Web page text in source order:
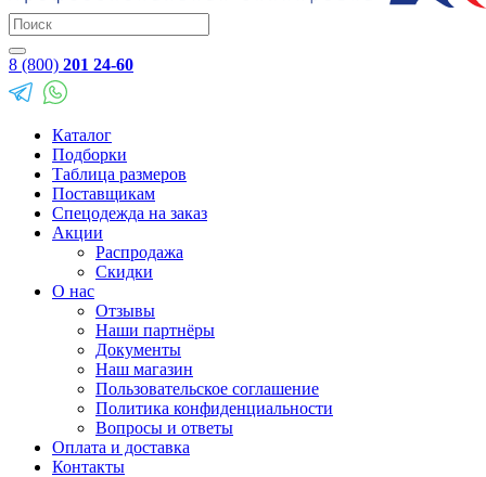
8 (800) 201 24-60
Каталог
Подборки
Таблица размеров
Поставщикам
Спецодежда на заказ
Акции
Распродажа
Скидки
О нас
Отзывы
Наши партнёры
Документы
Наш магазин
Пользовательское соглашение
Политика конфиденциальности
Вопросы и ответы
Оплата и доставка
Контакты